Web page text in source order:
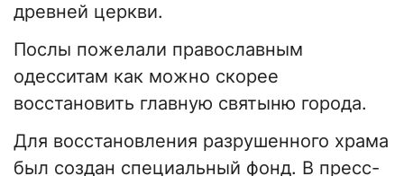
древней церкви.
Послы пожелали православным
одесситам как можно скорее
восстановить главную святыню города.
Для восстановления разрушенного храма
был создан специальный фонд. В пресс-